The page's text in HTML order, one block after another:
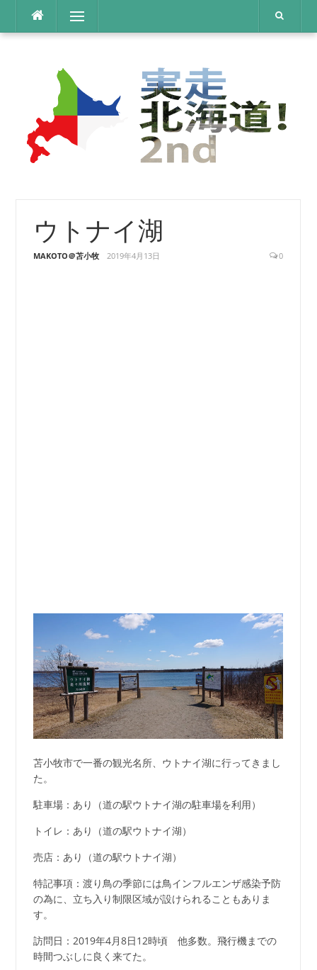
テ
メニュー
ウトナイ湖
MAKOTO＠苫小牧 2019年4月13日 0
苫小牧市で一番の観光名所、ウトナイ湖に行ってきまし
た。
駐車場：あり（道の駅ウトナイ湖の駐車場を利用）
トイレ：あり（道の駅ウトナイ湖）
売店：あり（道の駅ウトナイ湖）
特記事項：渡り鳥の季節には鳥インフルエンザ感染予防
の為に、立ち入り制限区域が設けられることもありま
す。
訪問日：2019年4月8日12時頃 他多数。飛行機までの
時間つぶしに良く来てた。